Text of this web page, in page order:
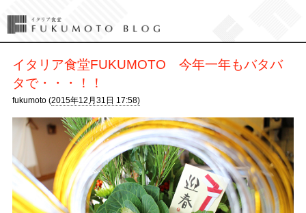
イタリア食堂FUKUMOTO 今年一年もバタバ
タで・・・！！
fukumoto (2015年12月31日 17:58)